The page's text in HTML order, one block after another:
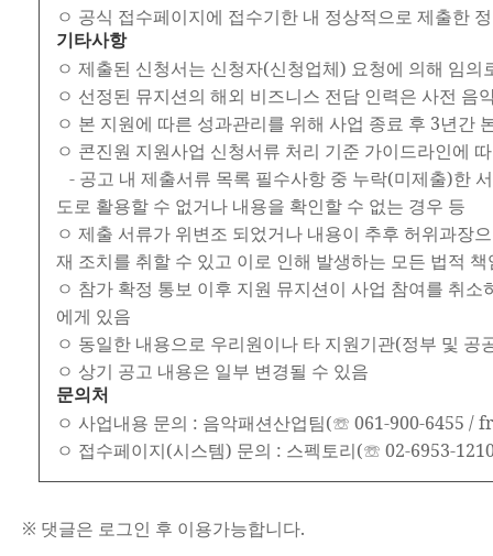
ㅇ 공식 접수페이지에 접수기한 내 정상적으로 제출한
기타사항
ㅇ 제출된 신청서는 신청자(신청업체) 요청에 의해 임
ㅇ 선정된 뮤지션의 해외 비즈니스 전담 인력은 사전 음
ㅇ 본 지원에 따른 성과관리를 위해 사업 종료 후 3년간
ㅇ 콘진원 지원사업 신청서류 처리 기준 가이드라인에
- 공고 내 제출서류 목록 필수사항 중 누락(미제출)한
도로 활용할 수 없거나 내용을 확인할 수 없는 경우 등
ㅇ 제출 서류가 위변조 되었거나 내용이 추후 허위과장
재 조치를 취할 수 있고 이로 인해 발생하는 모든 법적
ㅇ 참가 확정 통보 이후 지원 뮤지션이 사업 참여를 취
에게 있음
ㅇ 동일한 내용으로 우리원이나 타 지원기관(정부 및
ㅇ 상기 공고 내용은 일부 변경될 수 있음
문의처
ㅇ 사업내용 문의 : 음악패션산업팀(☏ 061-900-6455 /
ㅇ 접수페이지(시스템) 문의 : 스펙토리(☏ 02-6953-
※ 댓글은 로그인 후 이용가능합니다.